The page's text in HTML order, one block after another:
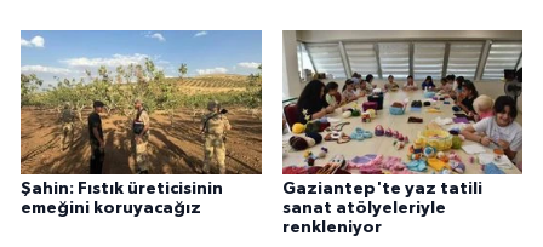
Şahin: Fıstık üreticisinin
emeğini koruyacağız
Gaziantep'te yaz tatili
sanat atölyeleriyle
renkleniyor